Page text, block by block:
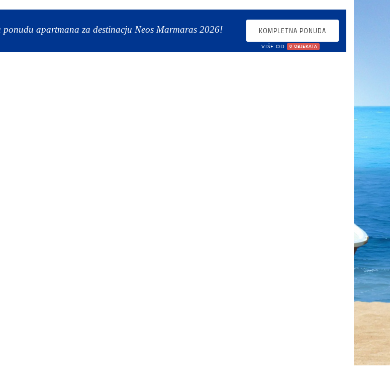
ponudu apartmana za destinacju Neos Marmaras 2026! KOMPLETNA PONUDA
VIŠE OD 0 OBJEKATA